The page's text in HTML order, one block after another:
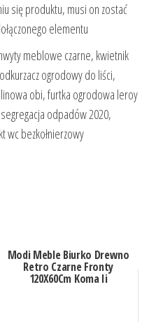
się produktu, musi on zostać
elementu
meblowe czarne, kwietnik
ogrodowy do liści,
obi, furtka ogrodowa leroy
odpadów 2020,
wc bezkołnierzowy
Modi Meble Biurko Drewno
Retro Czarne Fronty
120X60Cm Koma Ii